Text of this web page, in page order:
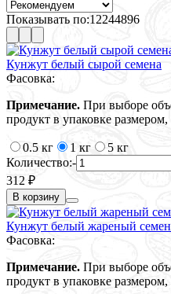
Показывать по:12244896
Кунжут белый сырой семена
Фасовка:
Примечание. При выборе
продукт в упаковке
0.5 кг 1 кг
5 кг
Количество:-
312 ₽
В корзину
Кунжут белый жареный
Фасовка:
Примечание. При выборе
продукт в упаковке